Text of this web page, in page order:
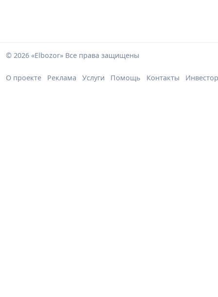
© 2026 «Elbozor» Все права защищены
О проекте Реклама Услуги Помощь Контакты